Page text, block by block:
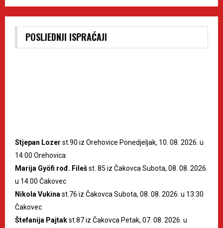
POSLJEDNJI ISPRAĆAJI
Stjepan Lozer st.90 iz Orehovice Ponedjeljak, 10. 08. 2026. u
14:00 Orehovica
Marija Gyöfi rođ. Filešst. 85 iz Čakovca Subota, 08. 08. 2026.
u 14:00 Čakovec
Nikola Vukina st.76 iz Čakovca Subota, 08. 08. 2026. u 13:30
Čakovec
Štefanija Pajtakst.87 iz Čakovca Petak, 07. 08. 2026. u